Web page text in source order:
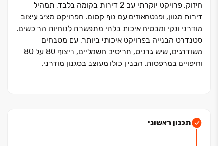
חיזוק. פרויקט יוקרתי עם ‏2 דירות בקומה בלבד, תמהיל
דירות מגוון, ופנטהאוזים עם נוף קסום. הפרויקט מציג עיצוב
מודרני ונקי ומבטיח איכות בלתי מתפשרת לנוחיות הרוכשים.
סטנדרט הבנייה בפרויקט איכותי ביותר, עם מטבחים
משודרגים, שיש גרניט, תריסים חשמליים, ריצוף ‏80 על ‏80
וחיפויים במרפסות. הבניין כולו מעוצב בסגנון מודרני.
לרצועת חוף מרהיבה. השכונה הינה קטנה, שקטה
תכנון ראשוני